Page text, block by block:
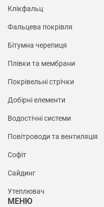
Клікфальц
Фальцева покрівля
Бітумна черепиця
Плівки та мембрани
Покрівельні стрічки
Добірні елементи
Водостічні системи
Повітроводи та вентиляція
Софіт
Сайдинг
Утеплювач
МЕНЮ